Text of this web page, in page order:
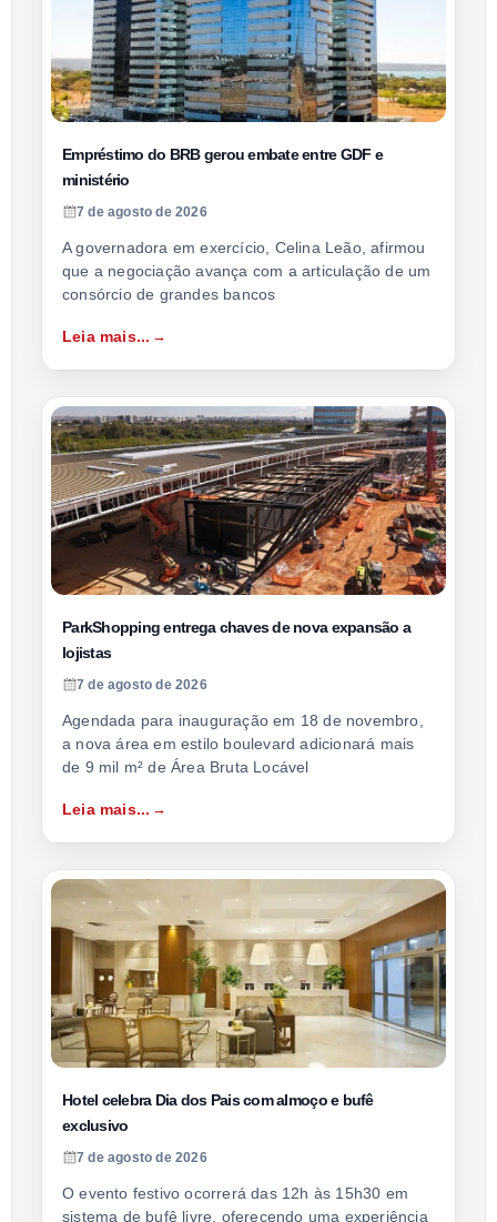
Empréstimo do BRB gerou embate entre GDF e
ministério
7 de agosto de 2026
A governadora em exercício, Celina Leão, afirmou
que a negociação avança com a articulação de um
consórcio de grandes bancos
Leia mais...
ParkShopping entrega chaves de nova expansão a
lojistas
7 de agosto de 2026
Agendada para inauguração em 18 de novembro,
a nova área em estilo boulevard adicionará mais
de 9 mil m² de Área Bruta Locável
Leia mais...
Hotel celebra Dia dos Pais com almoço e bufê
exclusivo
7 de agosto de 2026
O evento festivo ocorrerá das 12h às 15h30 em
sistema de bufê livre, oferecendo uma experiência